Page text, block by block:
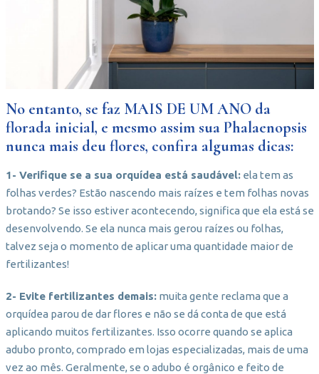
No entanto, se faz MAIS DE UM ANO da
florada inicial, e mesmo assim sua Phalaenopsis
nunca mais deu flores, confira algumas dicas:
1- Verifique se a sua orquídea está saudável:ela tem as
folhas verdes? Estão nascendo mais raízes e tem folhas novas
brotando? Se isso estiver acontecendo, significa que ela está se
desenvolvendo. Se ela nunca mais gerou raízes ou folhas,
talvez seja o momento de aplicar uma quantidade maior de
fertilizantes!
2- Evite fertilizantes demais:muita gente reclama que a
orquídea parou de dar flores e não se dá conta de que está
aplicando muitos fertilizantes. Isso ocorre quando se aplica
adubo pronto, comprado em lojas especializadas, mais de uma
vez ao mês. Geralmente, se o adubo é orgânico e feito de